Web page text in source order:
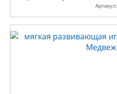
Артикул: